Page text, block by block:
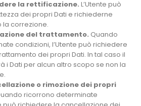
la rettificazione. L’Utente può
dei propri Dati e richiederne
la correzione.
del trattamento. Quando
condizioni, l’Utente può richiedere
dei propri Dati. In tal caso il
i Dati per alcun altro scopo se non la
o rimozione dei propri
ricorrono determinate